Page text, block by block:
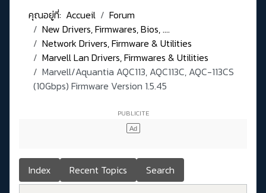
คุณอยู่ที่: Accueil
Forum
New Drivers, Firmwares, Bios, ....
Network Drivers, Firmware & Utilities
Marvell Lan Drivers, Firmwares & Utilities
Marvell/Aquantia AQC113, AQC113C, AQC-113CS
(10Gbps) Firmware Version 1.5.45
Index Recent Topics Search